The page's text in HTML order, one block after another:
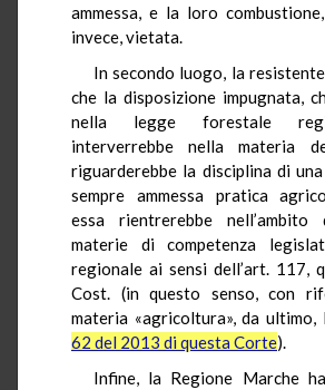
ammessa, e la loro
invece, vietata.
In secondo luogo, la
che la disposizione impugnata,
nella legge forestale
interverrebbe nella materia
riguarderebbe la disciplina di
sempre ammessa pratica
essa rientrerebbe
materie di competenza
regionale ai sensi dell’art. 117,
Cost. (in questo senso, con
materia «agricoltura», da
62 del 2013 di questa Corte).
Infine, la Regione Marche